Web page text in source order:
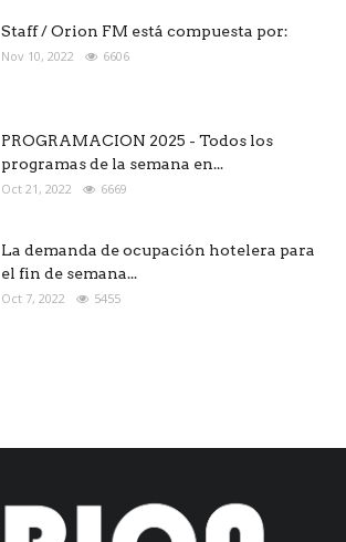
Staff / Orion FM está compuesta por:
Nov 10, 2022 6606
PROGRAMACION 2025 - Todos los
programas de la semana en...
Oct 21, 2022 6669
La demanda de ocupación hotelera para
el fin de semana...
Oct 7, 2022 5455